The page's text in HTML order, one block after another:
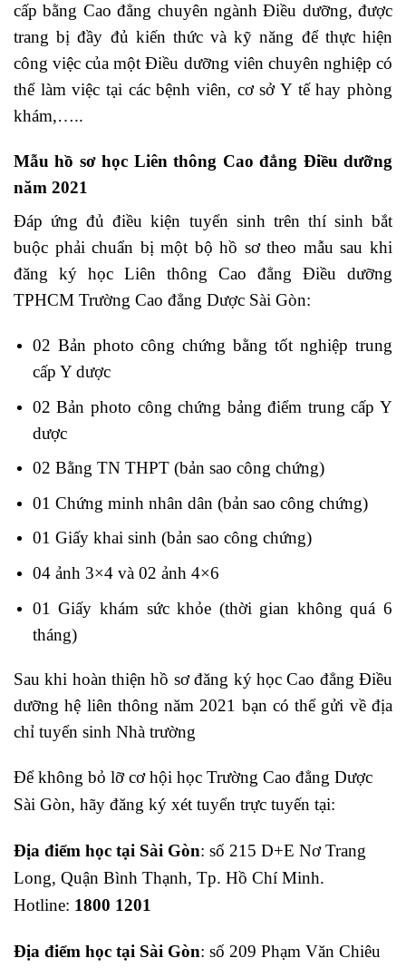
cấp bằng Cao đẳng chuyên ngành Điều dưỡng, được
trang bị đầy đủ kiến thức và kỹ năng để thực hiện
công việc của một Điều dưỡng viên chuyên nghiệp có
thể làm việc tại các bệnh viên, cơ sở Y tế hay phòng
khám,…..
Mẫu hồ sơ học Liên thông Cao đẳng Điều dưỡng
năm 2021
Đáp ứng đủ điều kiện tuyển sinh trên thí sinh bắt
buộc phải chuẩn bị một bộ hồ sơ theo mẫu sau khi
đăng ký học Liên thông Cao đẳng Điều dưỡng
TPHCM Trường Cao đẳng Dược Sài Gòn:
02 Bản photo công chứng bằng tốt nghiệp trung
cấp Y dược
02 Bản photo công chứng bảng điểm trung cấp Y
dược
02 Bằng TN THPT (bản sao công chứng)
01 Chứng minh nhân dân (bản sao công chứng)
01 Giấy khai sinh (bản sao công chứng)
04 ảnh 3×4 và 02 ảnh 4×6
01 Giấy khám sức khỏe (thời gian không quá 6
tháng)
Sau khi hoàn thiện hồ sơ đăng ký học Cao đẳng Điều
dưỡng hệ liên thông năm 2021 bạn có thể gửi về địa
chỉ tuyển sinh Nhà trường
Để không bỏ lỡ cơ hội học Trường Cao đẳng Dược
Sài Gòn, hãy đăng ký xét tuyển trực tuyến tại:
Địa điểm học tại Sài Gòn: số 215 D+E Nơ Trang
Long, Quận Bình Thạnh, Tp. Hồ Chí Minh.
Hotline: 1800 1201
Địa điểm học tại Sài Gòn: số 209 Phạm Văn Chiêu